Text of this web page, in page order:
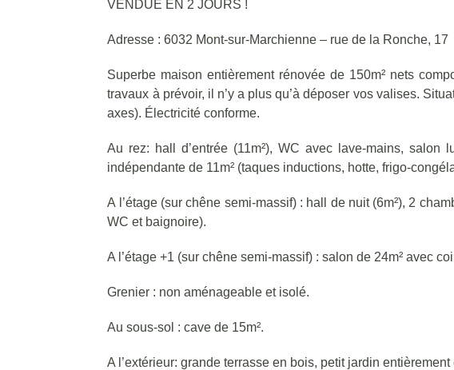
VENDUE EN 2 JOURS !
Adresse : 6032 Mont-sur-Marchienne – rue de la Ronche, 17
Superbe maison entièrement rénovée de 150m² nets
travaux à prévoir, il n’y a plus qu’à déposer vos valises.
axes). Électricité conforme.
Au rez: hall d’entrée (11m²), WC avec lave-mains,
indépendante de 11m² (taques inductions, hotte, frigo-
A l’étage (sur chêne semi-massif) : hall de nuit (6m²), 2
WC et baignoire).
A l’étage +1 (sur chêne semi-massif) : salon de 24m² avec
Grenier : non aménageable et isolé.
Au sous-sol : cave de 15m².
A l’extérieur: grande terrasse en bois, petit jardin